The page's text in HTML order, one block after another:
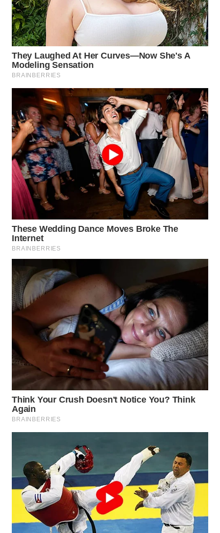
WN
SAMOSIR
WN
PADANG
LAWAS
WN
SUMEDANG
WN
CIANJUR
WN
KEPULAUAN
SERIBU
TANGERANG
WN
BINJAI
WN
CIREBON
WN
INDRAMAYU
WN
KUNINGAN
WN
MAJALENGKA
WN
SUKABUMI
WN
PURWAKARTA